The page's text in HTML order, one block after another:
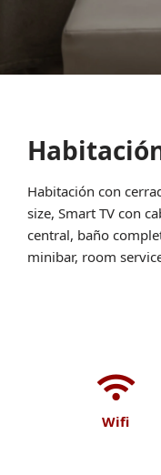
Habitación con
size, Smart TV con
central, baño
minibar, room
Wifi